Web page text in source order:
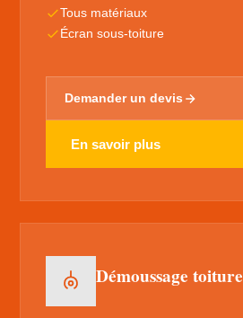
Tous matériaux
Écran sous-toiture
Demander un devis
En savoir plus
Démoussage toiture